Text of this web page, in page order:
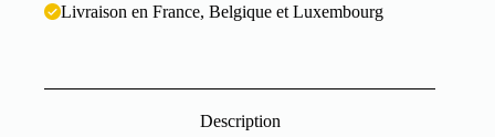
Livraison en France, Belgique et Luxembourg
Description